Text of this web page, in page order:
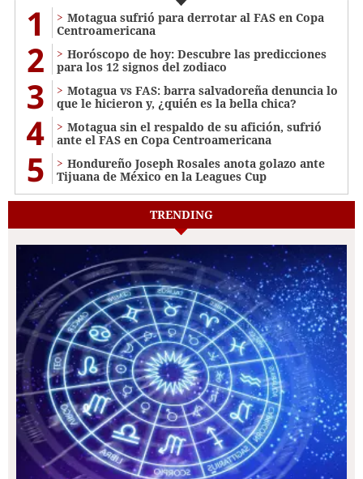
1
Motagua sufrió para derrotar al FAS en Copa
Centroamericana
2
Horóscopo de hoy: Descubre las predicciones
para los 12 signos del zodiaco
3
Motagua vs FAS: barra salvadoreña denuncia lo
que le hicieron y, ¿quién es la bella chica?
4
Motagua sin el respaldo de su afición, sufrió
ante el FAS en Copa Centroamericana
5
Hondureño Joseph Rosales anota golazo ante
Tijuana de México en la Leagues Cup
TRENDING